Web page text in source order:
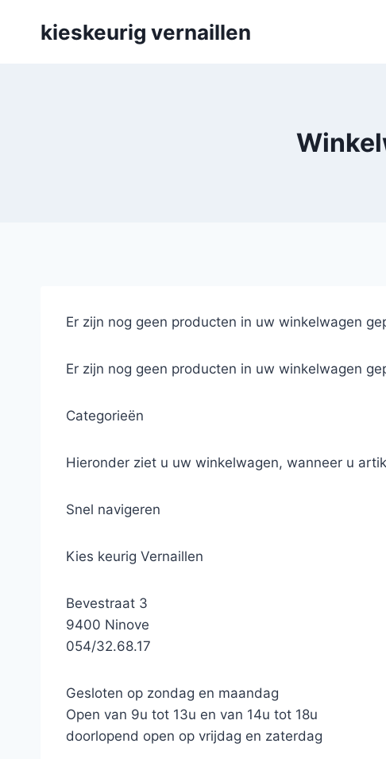
kieskeurig vernaillen
Er zijn nog geen producten in uw winkelwagen
Er zijn nog geen producten in uw winkelwagen
Categorieën
Hieronder ziet u uw winkelwagen, wanneer u
Snel navigeren
Kies keurig Vernaillen
Bevestraat 3
9400 Ninove
054/32.68.17
Gesloten op zondag en maandag
Open van 9u tot 13u en van 14u tot 18u
doorlopend open op vrijdag en zaterdag